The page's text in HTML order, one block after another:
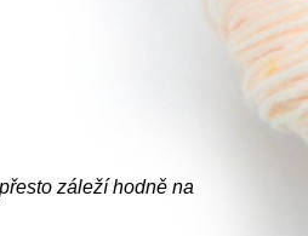
záleží hodně na